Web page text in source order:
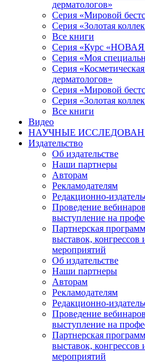
дерматологов»
Серия «Мировой
Серия «Золотая
Все книги
Серия «Курс
Серия «Моя
Серия
дерматологов»
Серия «Мировой
Серия «Золотая
Все книги
Видео
НАУЧНЫЕ
Издательство
Об издательстве
Наши партнеры
Авторам
Рекламодателям
Редакционно-
Проведение
выступление на
Партнерская
выставок, конгрессов
мероприятий
Об издательстве
Наши партнеры
Авторам
Рекламодателям
Редакционно-
Проведение
выступление на
Партнерская
выставок, конгрессов
мероприятий